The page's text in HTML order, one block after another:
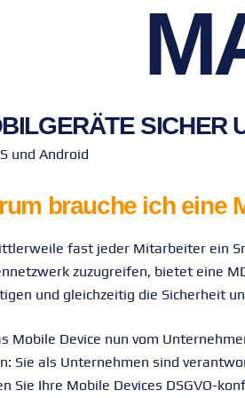
SICHER
und Android
brauche ich eine
fast jeder Mitarbeiter ein
zuzugreifen, bietet eine
und gleichzeitig die Sicherheit
Mobile Device nun vom
Sie als Unternehmen sind
Sie Ihre Mobile Devices DSGVO-